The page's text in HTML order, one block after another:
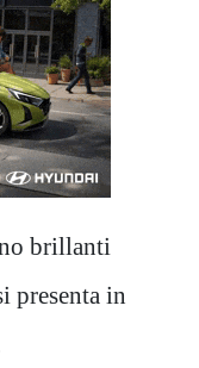
brillanti
presenta in